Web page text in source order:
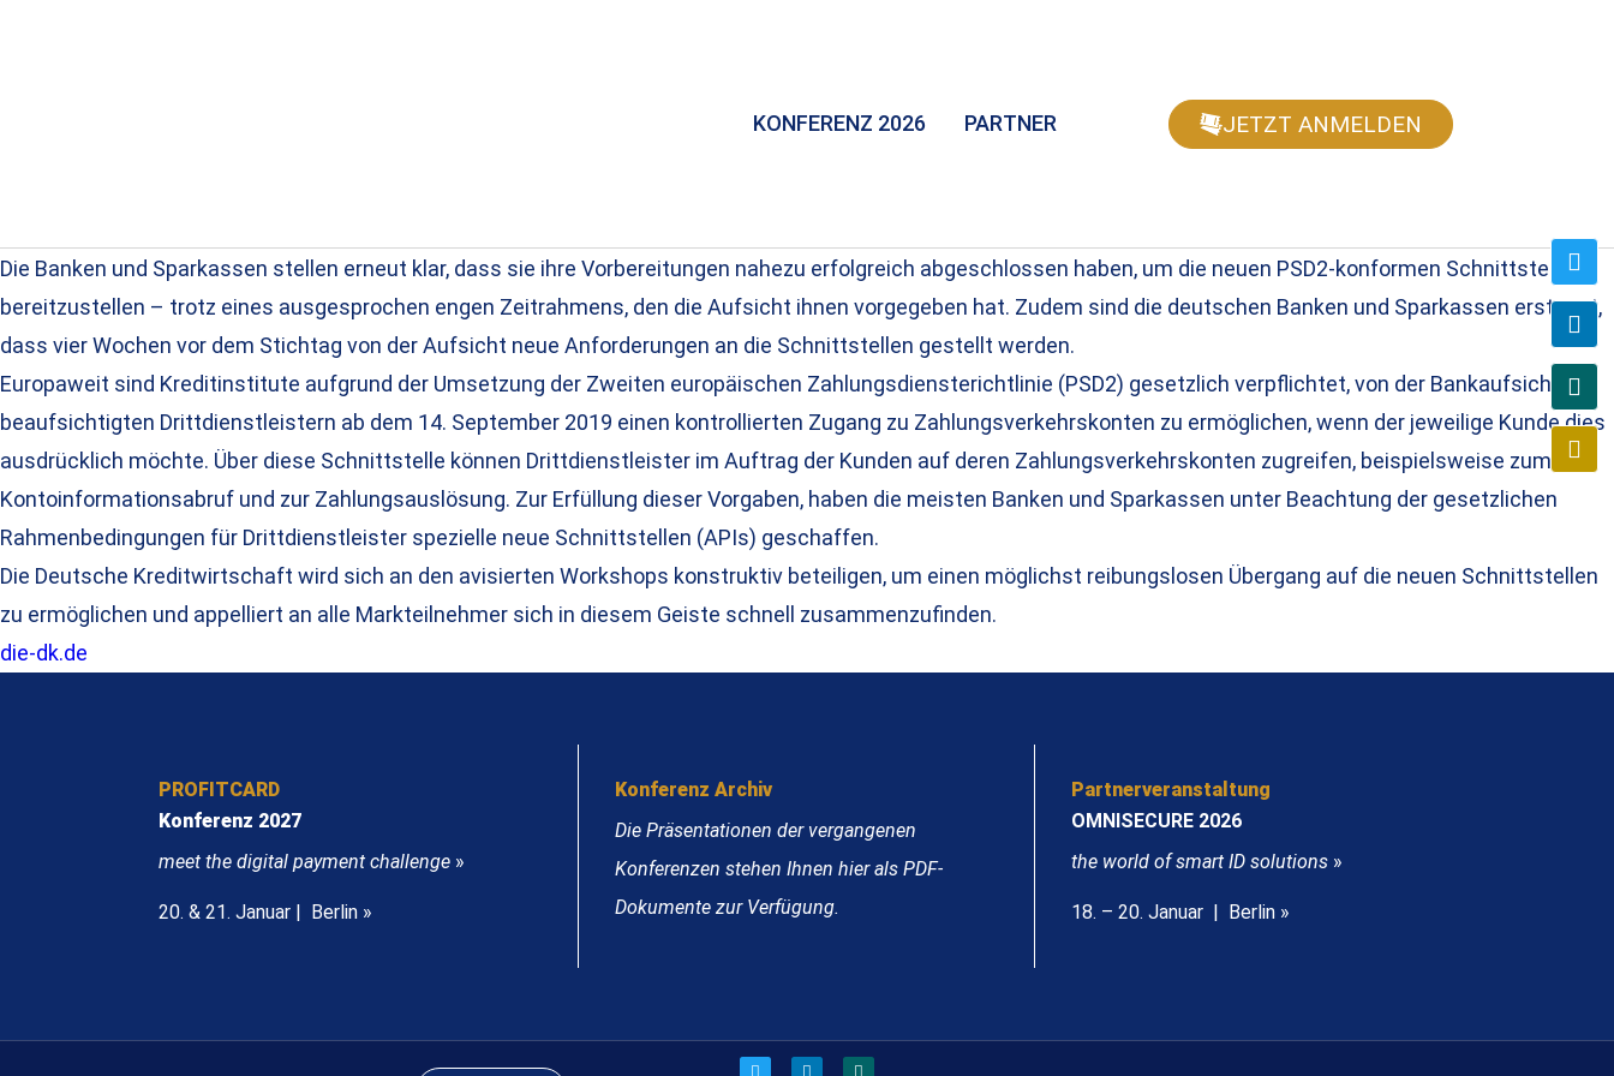
KONFERENZ 2026 PARTNER JETZT ANMELDEN
Die Banken und Sparkassen stellen erneut klar, dass sie ihre Vorbereitungen nahezu erfolgreich abgeschlossen haben, um die neuen PSD2-konformen Schnittstellen
bereitzustellen – trotz eines ausgesprochen engen Zeitrahmens, den die Aufsicht ihnen vorgegeben hat. Zudem sind die deutschen Banken und Sparkassen erstaunt,
dass vier Wochen vor dem Stichtag von der Aufsicht neue Anforderungen an die Schnittstellen gestellt werden.
Europaweit sind Kreditinstitute aufgrund der Umsetzung der Zweiten europäischen Zahlungsdiensterichtlinie (PSD2) gesetzlich verpflichtet, von der Bankaufsicht
beaufsichtigten Drittdienstleistern ab dem 14. September 2019 einen kontrollierten Zugang zu Zahlungsverkehrskonten zu ermöglichen, wenn der jeweilige Kunde dies
ausdrücklich möchte. Über diese Schnittstelle können Drittdienstleister im Auftrag der Kunden auf deren Zahlungsverkehrskonten zugreifen, beispielsweise zum
Kontoinformationsabruf und zur Zahlungsauslösung. Zur Erfüllung dieser Vorgaben, haben die meisten Banken und Sparkassen unter Beachtung der gesetzlichen
Rahmenbedingungen für Drittdienstleister spezielle neue Schnittstellen (APIs) geschaffen.
Die Deutsche Kreditwirtschaft wird sich an den avisierten Workshops konstruktiv beteiligen, um einen möglichst reibungslosen Übergang auf die neuen Schnittstellen
zu ermöglichen und appelliert an alle Markteilnehmer sich in diesem Geiste schnell zusammenzufinden.
die-dk.de
PROFITCARD
Konferenz 2027
meet the digital payment challenge »
20. & 21. Januar | Berlin »
Konferenz Archiv
Die Präsentationen der vergangenen
Konferenzen stehen Ihnen hier als PDF-
Dokumente zur Verfügung.
Partnerveranstaltung
OMNISECURE 2026
the world of smart ID solutions»
18. – 20. Januar | Berlin »